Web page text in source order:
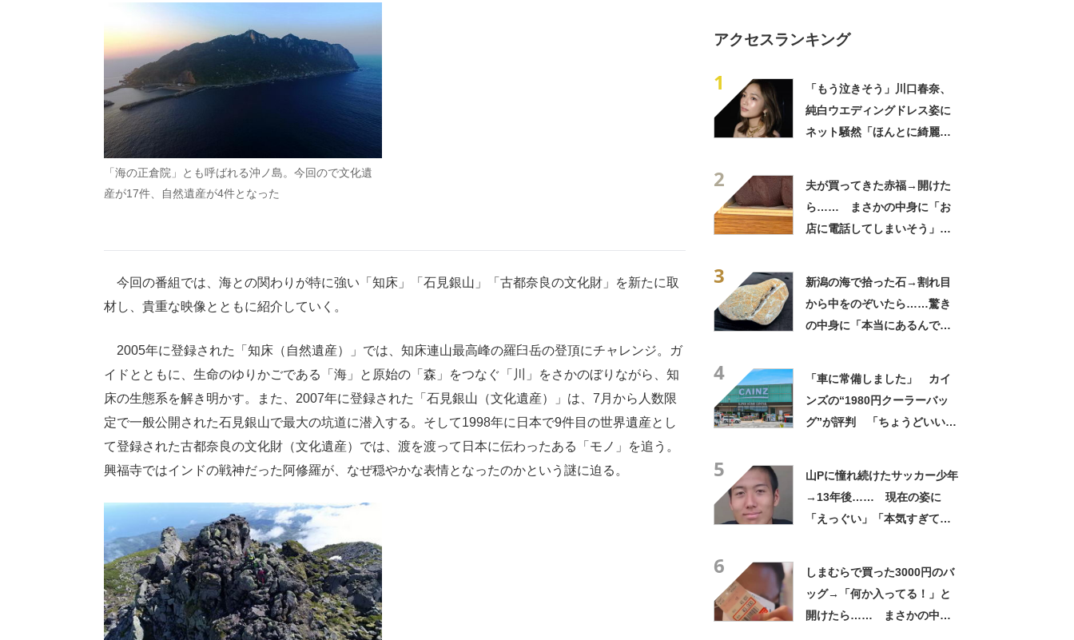
「海の正倉院」とも呼ばれる沖ノ島。今回ので文化遺
産が17件、自然遺産が4件となった
今回の番組では、海との関わりが特に強い「知床」「石見銀山」「古都奈良の文化財」を新たに取
材し、貴重な映像とともに紹介していく。
2005年に登録された「知床（自然遺産）」では、知床連山最高峰の羅臼岳の登頂にチャレンジ。ガ
イドとともに、生命のゆりかごである「海」と原始の「森」をつなぐ「川」をさかのぼりながら、知
床の生態系を解き明かす。また、2007年に登録された「石見銀山（文化遺産）」は、7月から人数限
定で一般公開された石見銀山で最大の坑道に潜入する。そして1998年に日本で9件目の世界遺産とし
て登録された古都奈良の文化財（文化遺産）では、渡を渡って日本に伝わったある「モノ」を追う。
興福寺ではインドの戦神だった阿修羅が、なぜ穏やかな表情となったのかという謎に迫る。
アクセスランキング
1
「もう泣きそう」川口春奈、
純白ウエディングドレス姿に
ネット騒然「ほんとに綺麗」
2
夫が買ってきた赤福→開けた
ら…… まさかの中身に「お
店に電話してしまいそう」
3
新潟の海で拾った石→割れ目
から中をのぞいたら……驚き
の中身に「本当にあるんです
4
「車に常備しました」 カイ
ンズの“1980円クーラーバッ
グ”が評判 「ちょうどいい大
5
山Pに憧れ続けたサッカー少年
→13年後…… 現在の姿に
「えっぐい」「本気すぎて尊
6
しまむらで買った3000円のバ
ッグ→「何か入ってる！」と
開けたら…… まさかの中身